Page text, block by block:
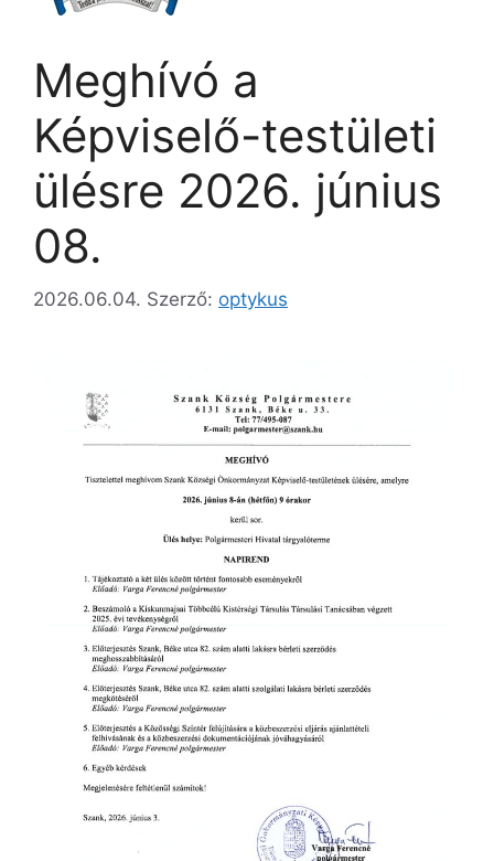
Meghívó a
Képviselő-testületi
ülésre 2026. június
08.
2026.06.04. Szerző: optykus